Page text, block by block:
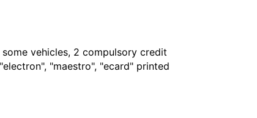
vehicles, 2 compulsory credit
"maestro", "ecard" printed